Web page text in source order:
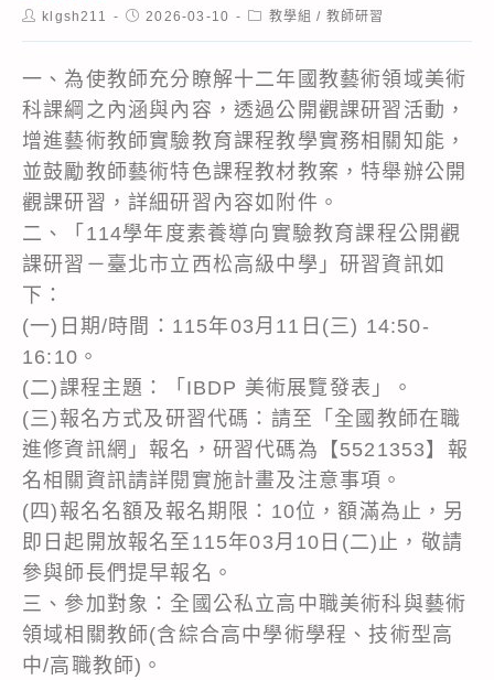
Postklgsh211
Post2026-03-10
Post教學組 / 教師研習
一、為使教師充分瞭解十二年國教藝術領域美術
科課綱之內涵與內容，透過公開觀課研習活動，
增進藝術教師實驗教育課程教學實務相關知能，
並鼓勵教師藝術特色課程教材教案，特舉辦公開
觀課研習，詳細研習內容如附件。
二、「114學年度素養導向實驗教育課程公開觀
課研習－臺北市立西松高級中學」研習資訊如
下：
(一)日期/時間：115年03月11日(三) 14:50-
16:10。
(二)課程主題：「IBDP 美術展覽發表」。
(三)報名方式及研習代碼：請至「全國教師在職
進修資訊網」報名，研習代碼為【5521353】報
名相關資訊請詳閱實施計畫及注意事項。
(四)報名名額及報名期限：10位，額滿為止，另
即日起開放報名至115年03月10日(二)止，敬請
參與師長們提早報名。
三、參加對象：全國公私立高中職美術科與藝術
領域相關教師(含綜合高中學術學程、技術型高
中/高職教師)。